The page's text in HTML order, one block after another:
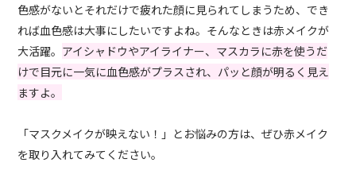
色感がないとそれだけで疲れた顔に見られてしまうため、でき
れば血色感は大事にしたいですよね。そんなときは赤メイクが
大活躍。 アイシャドウやアイライナー、マスカラに赤を使うだ
けで目元に一気に血色感がプラスされ、パッと顔が明るく見え
ますよ。
「マスクメイクが映えない！」とお悩みの方は、ぜひ赤メイク
を取り入れてみてください。